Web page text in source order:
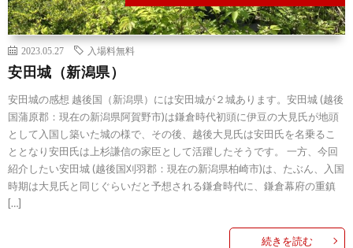
2023.05.27 入場料無料
安田城（新潟県）
安田城の感想 越後国（新潟県）には安田城が２城あります。安田城 (越後
国蒲原郡：現在の新潟県阿賀野市)は鎌倉時代初頭に伊豆の大見氏が地頭
として入国し築いた城の様で、その後、越後大見氏は安田氏を名乗るこ
ととなり安田氏は上杉謙信の家臣として活躍したそうです。 一方、今回
紹介したい安田城 (越後国刈羽郡：現在の新潟県柏崎市)は、たぶん、入国
時期は大見氏と同じぐらいだと予想される鎌倉時代に、鎌倉幕府の重鎮
[…]
続きを読む